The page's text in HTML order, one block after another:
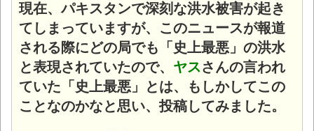
現在、パキスタンで深刻な洪水被害が起き
てしまっていますが、このニュースが報道
される際にどの局でも「史上最悪」の洪水
と表現されていたので、 ヤスさんの言われ
ていた「史上最悪」とは、もしかしてこの
ことなのかなと思い、投稿してみました。